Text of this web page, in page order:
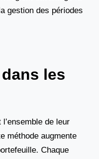
gestion des périodes
les
de leur
méthode augmente
Chaque